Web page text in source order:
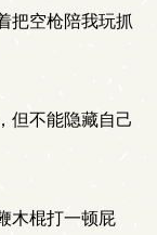
把空枪陪我玩抓
但不能隐藏自己
木棍打一顿屁